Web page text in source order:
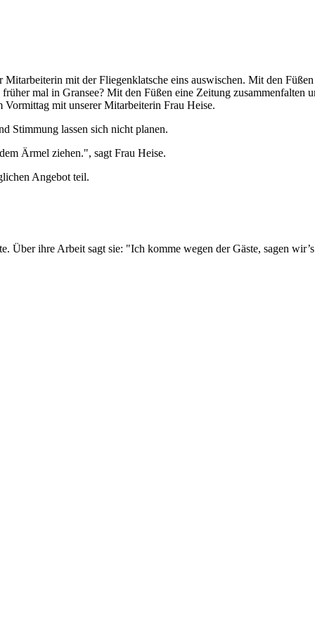
mit der Fliegenklatsche eins auswischen. Mit den
mal in Gransee? Mit den Füßen eine Zeitung
Vormittag mit unserer Mitarbeiterin Frau Heise.
Stimmung lassen sich nicht planen.
Ärmel ziehen.", sagt Frau Heise.
Angebot teil.
Über ihre Arbeit sagt sie: "Ich komme wegen der Gäste, sagen